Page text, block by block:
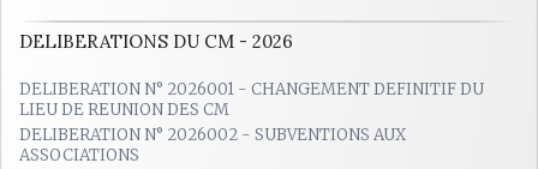
DELIBERATIONS DU CM - 2026
DELIBERATION N° 2026001 - CHANGEMENT DEFINITIF DU
LIEU DE REUNION DES CM
DELIBERATION N° 2026002 - SUBVENTIONS AUX
ASSOCIATIONS